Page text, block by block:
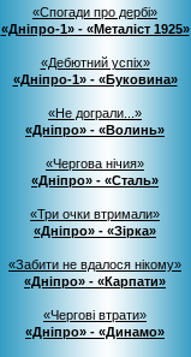
«Спогади про дербі»
«Дніпро-1» - «Металіст 1925»
«Дебютний успіх»
«Дніпро-1» - «Буковина»
«Не дограли...»
«Дніпро» - «Волинь»
«Чергова нічия»
«Дніпро» - «Сталь»
«Три очки втримали»
«Дніпро» - «Зірка»
«Забити не вдалося нікому»
«Дніпро» - «Карпати»
«Чергові втрати»
«Дніпро» - «Динамо»